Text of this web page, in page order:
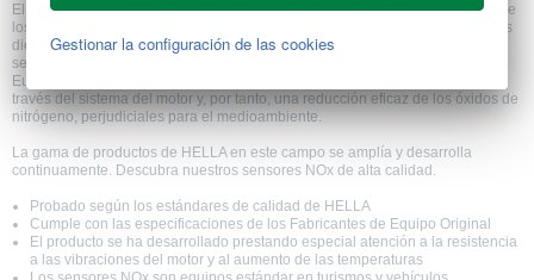
El sensor de NOx es un componente importante del sistema de tratamiento de
los gases de escape para la reducción de NOx que se utiliza en los vehículos
diésel con sistemas SCR (reducción catalítica selectiva) a base de urea. El
sensor permite cumplir con los estrictos valores de emisiones de la Norma
Euro 5. Así, el sensor de NOx garantiza una dosificación óptima de AdBlue a
través del sistema del motor y, por tanto, una reducción eficaz de los óxidos de
nitrógeno, perjudiciales para el medioambiente.
La gama de productos de HELLA en este campo se amplía y desarrolla
continuamente. Descubra nuestros sensores NOx de alta calidad.
Probado según los estándares de calidad de HELLA
Cumple con las especificaciones de los Fabricantes de Equipo Original
El producto se ha desarrollado prestando especial atención a la resistencia
a las vibraciones del motor y al aumento de las temperaturas
Gestionar la configuración de las cookies